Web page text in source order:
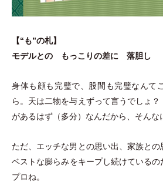
【“も”の札】
モデルとの もっこりの差に 落胆し
身体も顔も完璧で、股間も完璧なんて
ら。天は二物を与えずって言うでしょ
があるはず （多分） なんだから、そんな
ただ、エッチな男との思い出、家族との
ベストな膨らみをキープし続けている
プロね。